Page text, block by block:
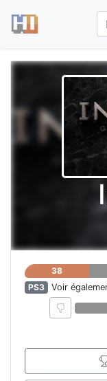
38
PS3
Voir